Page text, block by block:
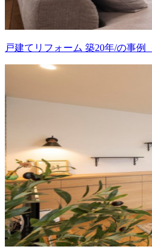
戸建てリフォーム 築20年/の事例